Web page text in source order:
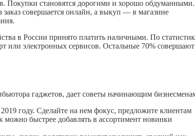
Покупки становятся дорогими и хорошо
совершается онлайн, а выкуп — в магазине
в России принято платить наличными. По
или электронных сервисов. Остальные 70% совершают
гаджетов, дает советы начинающим
году. Сделайте на нем фокус, предложите клиентам
быстрее добавлять в ассортимент новинки